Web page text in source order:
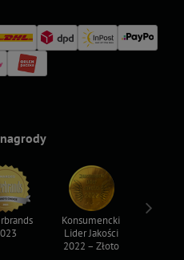
Konsumencki
Lider Jakości
2022 – Złoto